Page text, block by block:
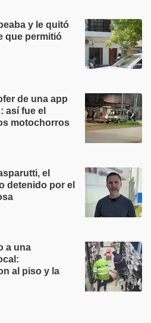
y le quitó
que permitió
de una app
así fue el
motochorros
el
detenido por el
a una
al piso y la